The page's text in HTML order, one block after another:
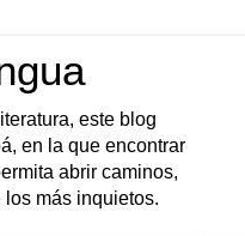
este blog
en la que encontrar
abrir caminos,
más inquietos.